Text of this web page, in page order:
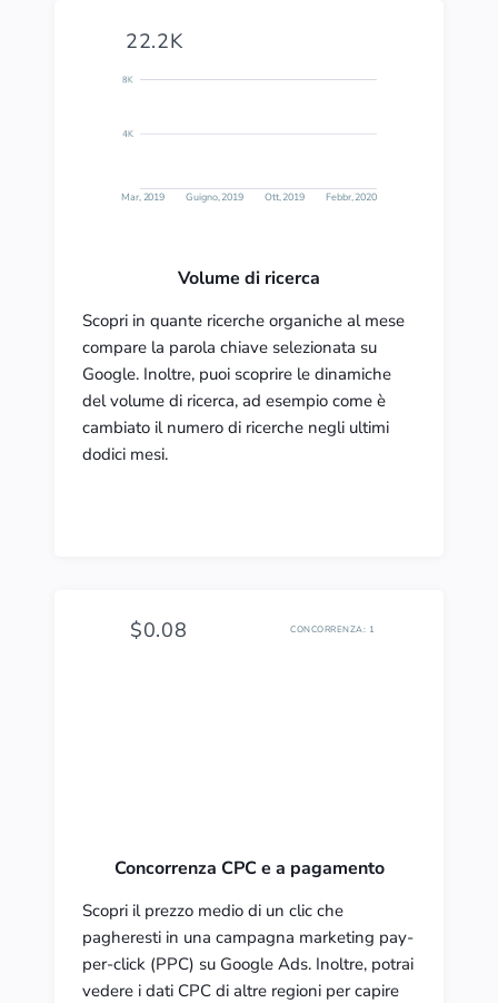
22.2K
Mar, 2019 Guigno, 2019 Ott, 2019 Febbr, 2020
Volume di ricerca
Scopri in quante ricerche organiche al mese
compare la parola chiave selezionata su
Google. Inoltre, puoi scoprire le dinamiche
del volume di ricerca, ad esempio come è
cambiato il numero di ricerche negli ultimi
dodici mesi.
$0.08 CONCORRENZA: 1
Concorrenza CPC e a pagamento
Scopri il prezzo medio di un clic che
pagheresti in una campagna marketing pay-
per-click (PPC) su Google Ads. Inoltre, potrai
vedere i dati CPC di altre regioni per capire